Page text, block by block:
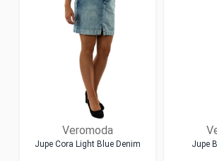
Veromoda
Jupe Cora Light Blue Denim Jupe